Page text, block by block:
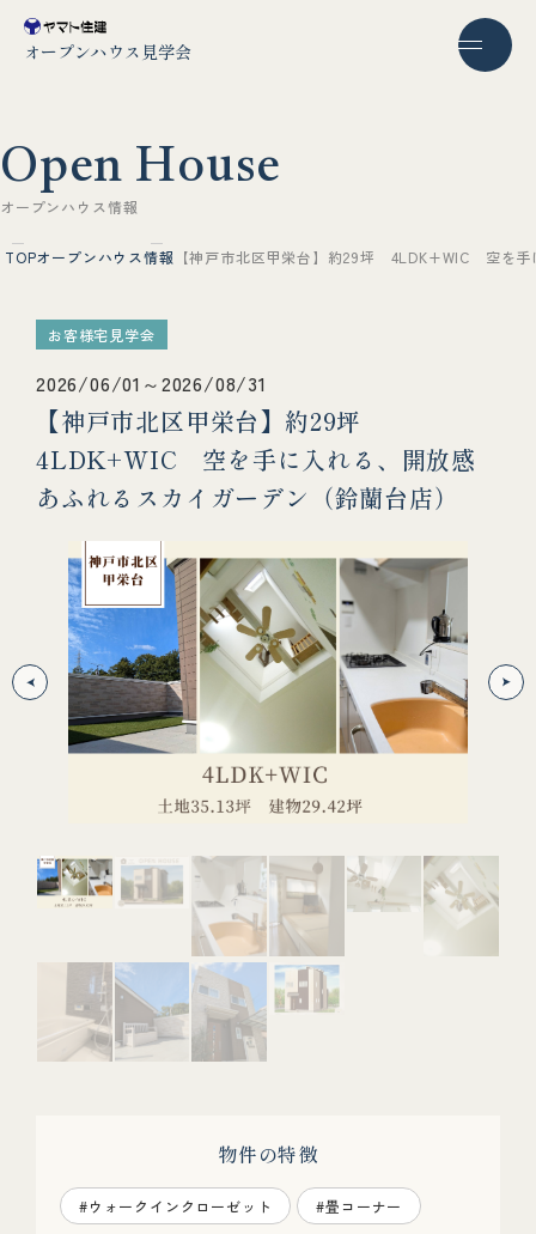
オープンハウス見学会
Open House
オー プンハ ウ ス情報
TOPオープンハウス情報 【神戸市北区甲栄台】約29坪 4LDK+WIC 空を手
お客様宅見学会
2026/06/01～2026/08/31
【神戸市北区甲栄台】約29坪
4LDK+WIC 空を手に入れる、開放感
あふれるスカイガーデン（鈴蘭台店）
物件の特徴
#ウォークインクローゼット #畳コーナー